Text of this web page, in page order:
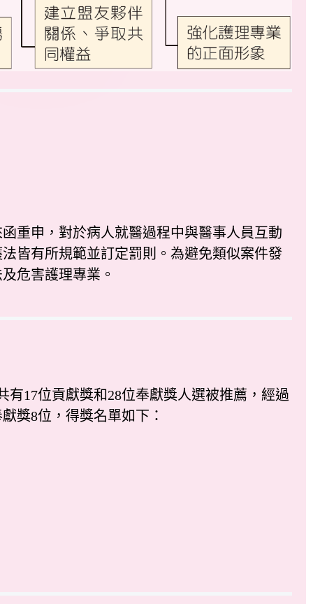
申，對於病人就醫過程中與醫事人員互動
皆有所規範並訂定罰則。為避免類似案件發
危害護理專業。
17位貢獻獎和28位奉獻獎人選被推薦，經過
獎8位，得獎名單如下：